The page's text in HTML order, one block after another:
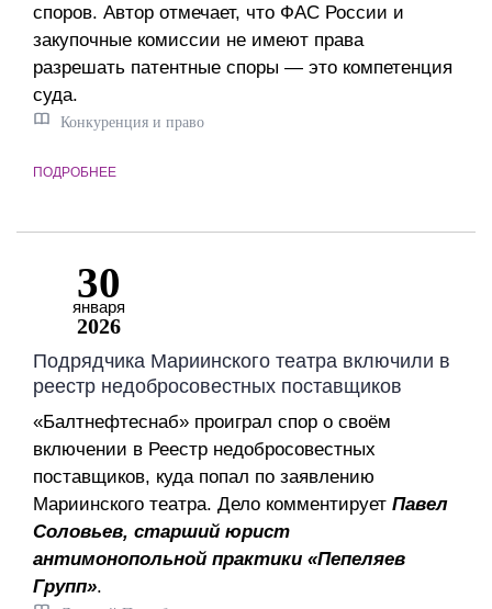
споров. Автор отмечает, что ФАС России и
закупочные комиссии не имеют права
разрешать патентные споры — это компетенция
суда.
Конкуренция и право
ПОДРОБНЕЕ
30
января
2026
Подрядчика Мариинского театра включили в
реестр недобросовестных поставщиков
«Балтнефтеснаб» проиграл спор о своём
включении в Реестр недобросовестных
поставщиков, куда попал по заявлению
Мариинского театра. Дело комментирует Павел
Соловьев, старший юрист
антимонопольной практики «Пепеляев
Групп».